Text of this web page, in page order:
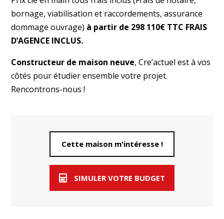
bornage, viabilisation et raccordements, assurance
dommage ouvrage) à partir de 298 110€ TTC FRAIS
D’AGENCE INCLUS.
Constructeur de maison neuve, Cre’actuel est à vos
côtés pour étudier ensemble votre projet.
Rencontrons-nous !
Cette maison m'intéresse !
SIMULER VOTRE BUDGET